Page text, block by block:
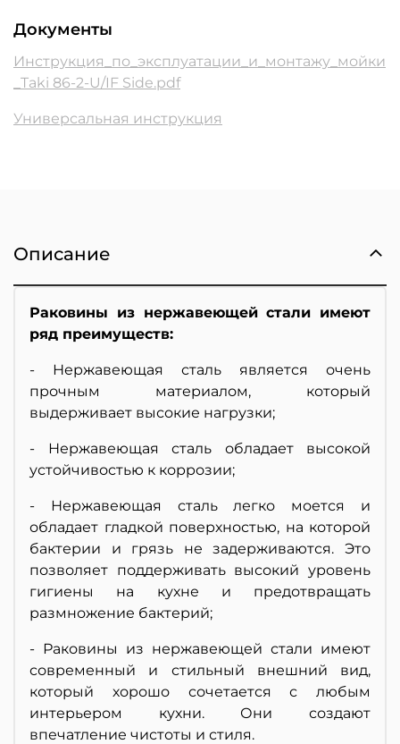
Документы
Инструкция_по_эксплуатации_и_монтажу_мойки
_Taki 86-2-U/IF Side.pdf
Универсальная инструкция
Описание
Раковины из нержавеющей стали имеют
ряд преимуществ:
- Нержавеющая сталь является очень
прочным материалом, который
выдерживает высокие нагрузки;
- Нержавеющая сталь обладает высокой
устойчивостью к коррозии;
- Нержавеющая сталь легко моется и
обладает гладкой поверхностью, на которой
бактерии и грязь не задерживаются. Это
позволяет поддерживать высокий уровень
гигиены на кухне и предотвращать
размножение бактерий;
- Раковины из нержавеющей стали имеют
современный и стильный внешний вид,
который хорошо сочетается с любым
интерьером кухни. Они создают
впечатление чистоты и стиля.